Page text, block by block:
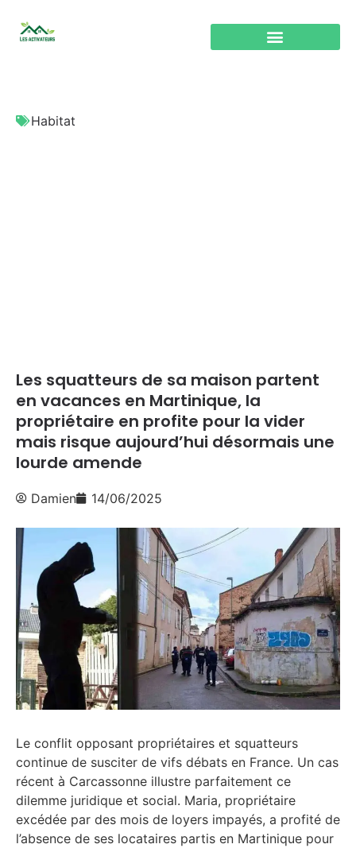
Habitat
Les squatteurs de sa maison partent
en vacances en Martinique, la
propriétaire en profite pour la vider
mais risque aujourd’hui désormais une
lourde amende
Damien 14/06/2025
Le conflit opposant propriétaires et squatteurs
continue de susciter de vifs débats en France. Un cas
récent à Carcassonne illustre parfaitement ce
dilemme juridique et social. Maria, propriétaire
excédée par des mois de loyers impayés, a profité de
l’absence de ses locataires partis en Martinique pour